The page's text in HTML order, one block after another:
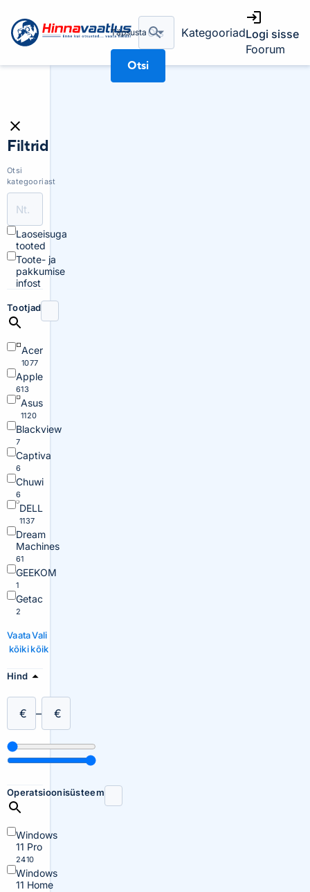
Täpsusta
Otsi
KategooriadLogi sisse
Foorum
Filtrid
Otsi
kategooriast
Laoseisuga
tooted
Toote- ja
pakkumise
infost
Tootjad
Acer
1077
Apple
613
Asus
1120
Blackview
7
Captiva
6
Chuwi
6
DELL
1137
Dream
Machines
61
GEEKOM
1
Getac
2
Vaata
kõiki
Vali
kõik
Hind
€ – €
Operatsioonisüsteem
Windows
11 Pro
2410
Windows
11 Home